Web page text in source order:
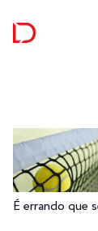
É errando que